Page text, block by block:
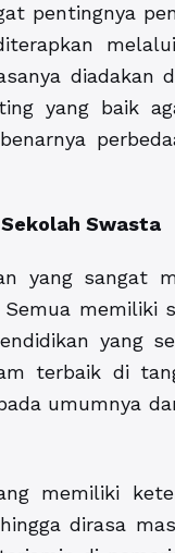
pentingnya
diadakan
yang baik
Swasta
yang sangat
memiliki
yang
terbaik di
umumnya
memiliki
dirasa